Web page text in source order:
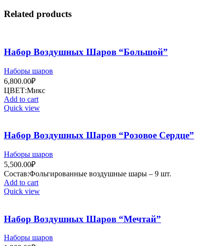
Related products
Набор Воздушных Шаров “Большой”
Наборы шаров
6,800.00₽
ЦВЕТ:Микс
Add to cart
Quick view
Набор Воздушных Шаров “Розовое Сердце”
Наборы шаров
5,500.00₽
Состав:Фольгированные воздушные шары – 9 шт.
Add to cart
Quick view
Набор Воздушных Шаров “Мечтай”
Наборы шаров